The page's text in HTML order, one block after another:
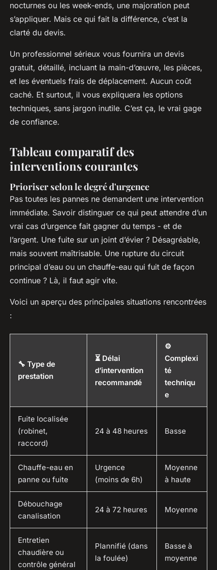
nocturnes ou les week-ends, une majoration peut
s’appliquer. Mais ce qui fait la différence, c’est la
clarté du devis.
Un professionnel sérieux vous fournira un devis
gratuit, détaillé, incluant la main-d’œuvre, les pièces,
et les éventuels frais de déplacement. Aucun coût
caché. Et surtout, il vous expliquera les options
techniques, sans jargon inutile. C’est ça, le vrai gage
de confiance.
Tableau comparatif des
interventions courantes
Prioriser selon le degré d'urgence
Pas toutes les pannes ne demandent une intervention
immédiate. Savoir distinguer ce qui peut attendre d’un
vrai cas d’urgence fait gagner du temps - et de
l’argent. Une fuite sur un joint d’évier ? Désagréable,
mais souvent maîtrisable. Une rupture du circuit
principal d’eau ou un chauffe-eau qui fuit de façon
continue ? Là, il faut agir vite.
Voici un aperçu des principales situations rencontrées
:
🔧 Type de
prestation
⏳ Délai
d’intervention
recommandé
⚙️
Complexi
té
techniqu
e
Fuite localisée
(robinet,
raccord)
24 à 48 heures Basse
Chauffe-eau en
panne ou fuite
Urgence
(moins de 6h)
Moyenne
à haute
Débouchage
canalisation
24 à 72 heures Moyenne
Entretien
chaudière ou
contrôle général
Plannifié (dans
la foulée)
Basse à
moyenne